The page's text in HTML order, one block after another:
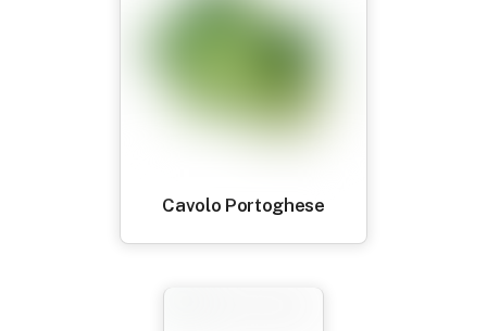
Cavolo Portoghese